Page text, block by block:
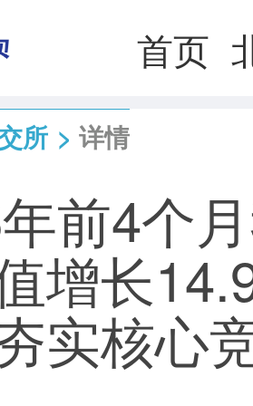
首页
所 > 详情
前4个
增长
实核心